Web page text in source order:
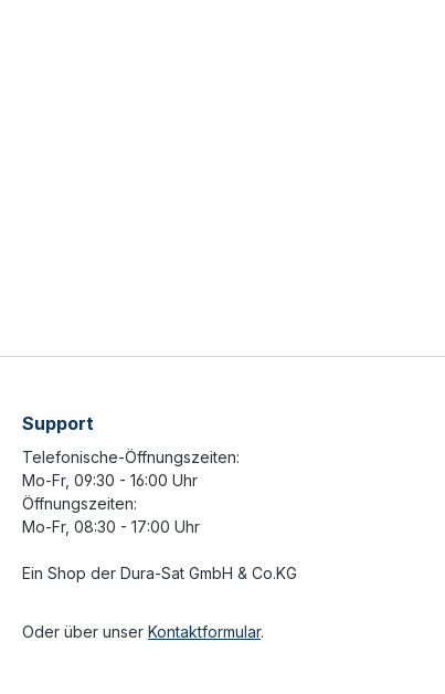
Support
Telefonische-Öffnungszeiten:
Mo-Fr, 09:30 - 16:00 Uhr
Öffnungszeiten:
Mo-Fr, 08:30 - 17:00 Uhr
Ein Shop der Dura-Sat GmbH & Co.KG
Oder über unser Kontaktformular.